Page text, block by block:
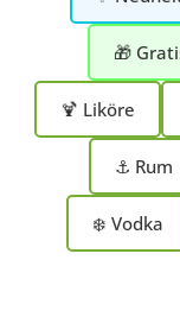
🎁
🍹 Liköre
⚓ Rum
❄️ Vodka